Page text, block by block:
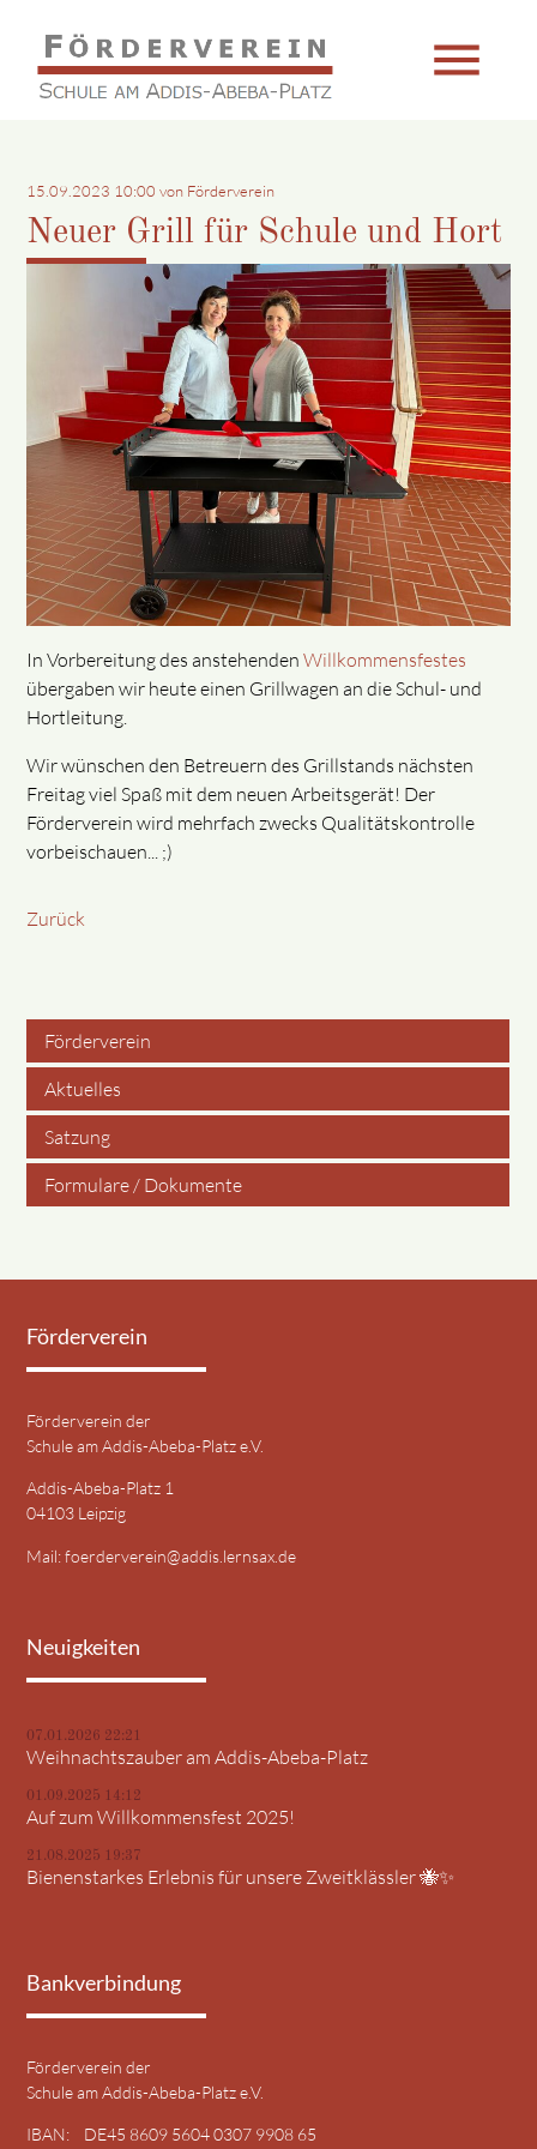
menu
Suchbegriffe
15.09.2023 10:00 von Förderverein
Neuer Grill für Schule und Hort
In Vorbereitung des anstehendenWillkommensfestes
übergaben wir heute einen Grillwagen an die Schul- und
Hortleitung.
Wir wünschen den Betreuern des Grillstands nächsten
Freitag viel Spaß mit dem neuen Arbeitsgerät! Der
Förderverein wird mehrfach zwecks Qualitätskontrolle
vorbeischauen... ;)
Zurück
Navigation
überspringen
Förderverein
Aktuelles
Satzung
Formulare / Dokumente
Förderverein
Förderverein der
Schule am Addis-Abeba-Platz e.V.
Addis-Abeba-Platz 1
04103 Leipzig
Mail:foerderverein@addis.lernsax.de
Neuigkeiten
07.01.2026 22:21
Weihnachtszauber am Addis-Abeba-Platz
01.09.2025 14:12
Auf zum Willkommensfest 2025!
21.08.2025 19:37
Bienenstarkes Erlebnis für unsere Zweitklässler 🐝✨
Bankverbindung
Förderverein der
Schule am Addis-Abeba-Platz e.V.
IBAN: DE45 8609 5604 0307 9908 65